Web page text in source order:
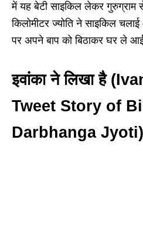
में यह बेटी साइकिल लेकर गुरुग्राम
किलोमीटर ज्योति ने साइकिल
पर अपने बाप को बिठाकर घर ले
इवांका ने लिखा है
Tweet Story of
Darbhanga Jyoti)